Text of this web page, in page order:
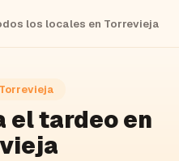
los locales en Torrevieja
Torrevieja
el tardeo en